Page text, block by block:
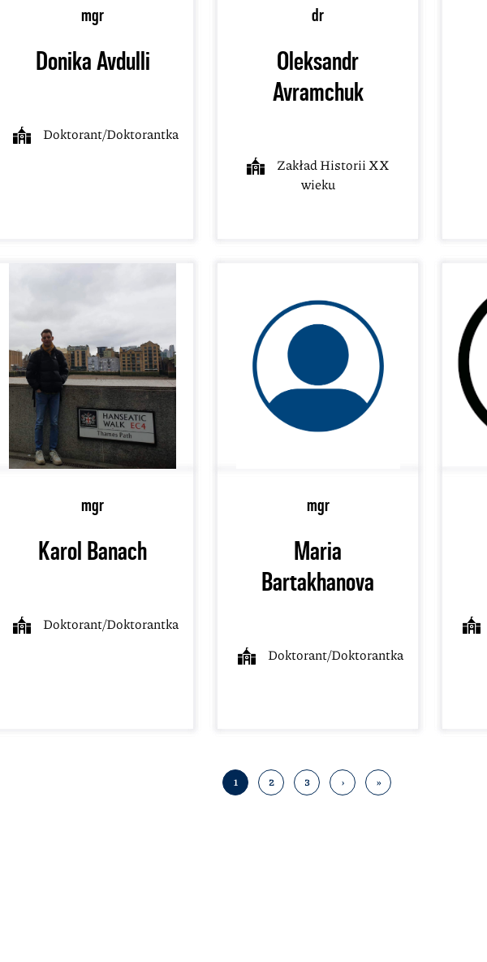
mgr
Donika Avdulli
Doktorant/Doktorantka
dr
Oleksandr
Avramchuk
Zakład Historii XX
wieku
mgr
Karol Banach
Doktorant/Doktorantka
mgr
Maria
Bartakhanova
Doktorant/Doktorantka
1 2 3 › »